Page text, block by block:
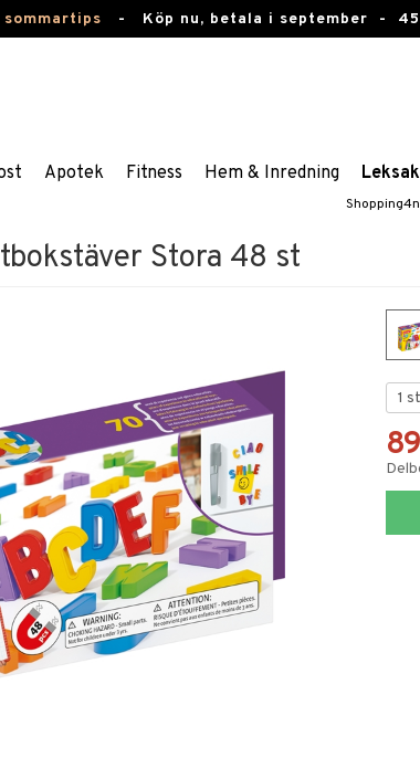
- Köp nu, betala i september -
Apotek Fitness Hem & Inredning
Stora 48 st
89